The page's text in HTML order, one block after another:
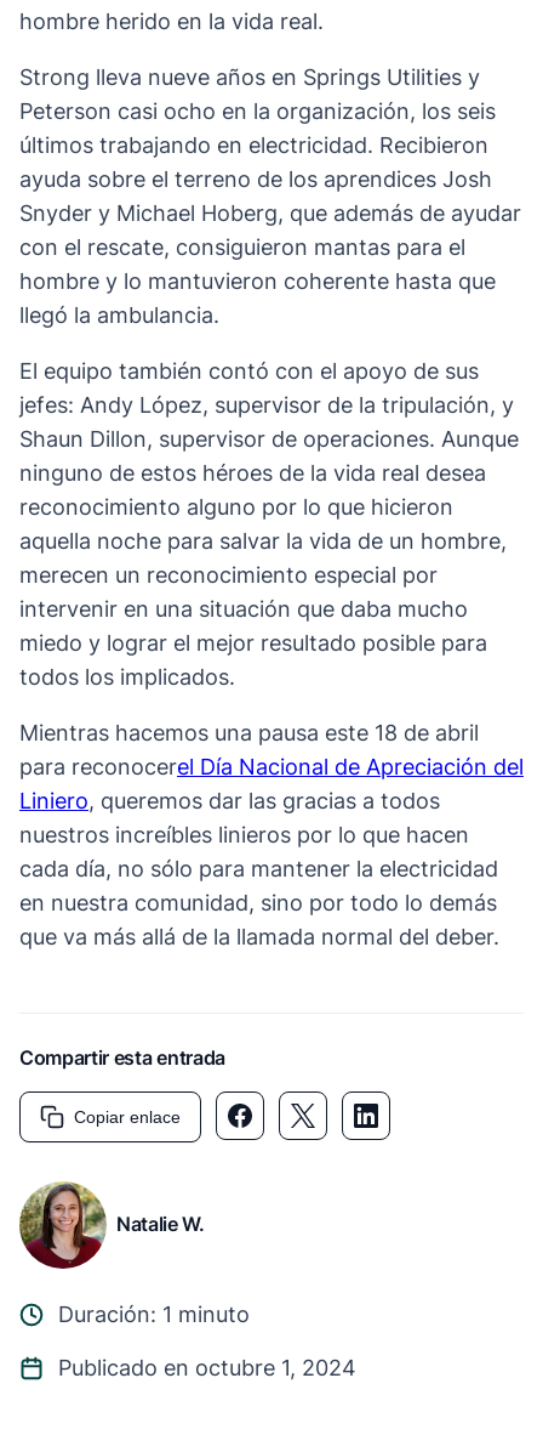
Natalie W.
Duración: 1 minuto
Publicado en octubre 1, 2024
hombre herido en la vida real.
Strong lleva nueve años en Springs Utilities y
Peterson casi ocho en la organización, los seis
últimos trabajando en electricidad. Recibieron
ayuda sobre el terreno de los aprendices Josh
Snyder y Michael Hoberg, que además de ayudar
con el rescate, consiguieron mantas para el
hombre y lo mantuvieron coherente hasta que
llegó la ambulancia.
El equipo también contó con el apoyo de sus
jefes: Andy López, supervisor de la tripulación, y
Shaun Dillon, supervisor de operaciones. Aunque
ninguno de estos héroes de la vida real desea
reconocimiento alguno por lo que hicieron
aquella noche para salvar la vida de un hombre,
merecen un reconocimiento especial por
intervenir en una situación que daba mucho
miedo y lograr el mejor resultado posible para
todos los implicados.
Mientras hacemos una pausa este 18 de abril
para reconocerel Día Nacional de Apreciación del
Liniero, queremos dar las gracias a todos
nuestros increíbles linieros por lo que hacen
cada día, no sólo para mantener la electricidad
en nuestra comunidad, sino por todo lo demás
que va más allá de la llamada normal del deber.
Compartir esta entrada
Copiar enlace